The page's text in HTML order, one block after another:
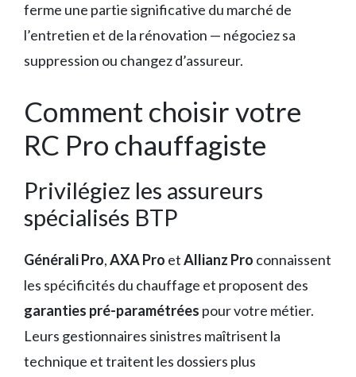
ferme une partie significative du marché de
l’entretien et de la rénovation — négociez sa
suppression ou changez d’assureur.
Comment choisir votre
RC Pro chauffagiste
Privilégiez les assureurs
spécialisés BTP
Générali Pro,AXA Pro etAllianz Pro connaissent
les spécificités du chauffage et proposent des
garanties pré-paramétrées pour votre métier.
Leurs gestionnaires sinistres maîtrisent la
technique et traitent les dossiers plus